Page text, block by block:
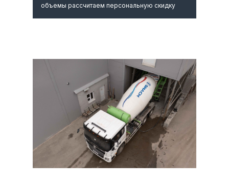
объемы рассчитаем персональную скидку